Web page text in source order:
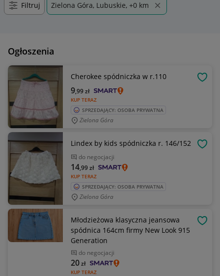
Filtruj Zielona Góra, Lubuskie, +0 km
Ogłoszenia
Cherokee spódniczka w r.110
KUP TERAZ
9,99zł
SPRZEDAJĄCY: OSOBA PRYWATNA
Zielona Góra
Lindex by kids spódniczka r. 146/152
do negocjacji
KUP TERAZ
14,99zł
SPRZEDAJĄCY: OSOBA PRYWATNA
Zielona Góra
Młodzieżowa klasyczna jeansowa
spódnica 164cm firmy New Look 915
Generation
do negocjacji
KUP TERAZ
20zł